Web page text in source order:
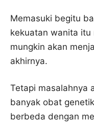
Memasuki begitu
kekuatan wanita
mungkin akan
akhirnya.
Tetapi masalahnya
banyak obat
berbeda dengan